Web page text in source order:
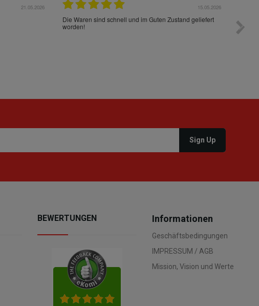
21.05.2026 15.05.2026
Die Waren sind schnell und im Guten Zustand geliefert
worden!
BEWERTUNGEN Informationen
Geschäftsbedingungen
IMPRESSUM / AGB
Mission, Vision und Werte